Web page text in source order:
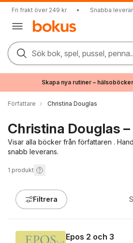
Fri frakt över 249 kr • Snabba
Sök bok, spel, pussel,
Skapa nya rutiner –
Författare Christina Douglas
Christina Douglas
Visar alla böcker från författaren .
snabb leverans.
1 produkt
Filtrera
Epos 2 och 3